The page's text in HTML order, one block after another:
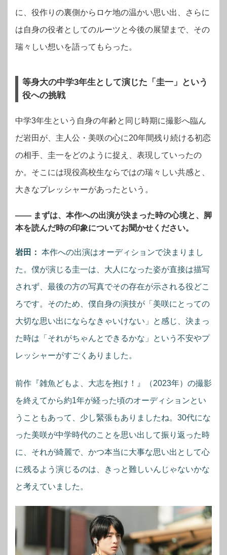
に、役作りの裏側からロケ地の温かい思い出、さらに
は自身の役者としてのルーツと今後の展望まで、その
瑞々しい想いを語ってもらった。
等身大の中学3年生として演じた「圭一」という
役への挑戦
中学3年生という自身の年齢と同じ時期に撮影へ臨ん
だ岩田が、主人公・美咲の心に20年間残り続ける初恋
の相手、圭一をどのように捉え、表現していったの
か。そこには現役高校生ならではの瑞々しい共感と、
大きなプレッシャーがあったという。
―― まずは、本作への出演が決まった時の心境と、脚
本を読んだ時の印象についてお聞かせください。
岩田： 本作への出演はオーディションで決まりまし
た。僕が演じる圭一は、大人になった姿が直接は描写
されず、最後の方の写真でその存在が示される役どこ
ろです。そのため、僕自身の演技が「美咲にとっての
大切な思い出にならなきゃいけない」と感じ、決まっ
た時は「それがちゃんとできるかな」という不安やプ
レッシャーがすごくありました。
前作『雑魚どもよ、大志を抱け！』（2023年）の撮影
を終えてから約1年が経った頃のオーディションとい
うこともあって、少し緊張もありましたね。30代にな
った美咲が中学時代のことを思い出して振り返った時
に、それが綺麗で、かつ本当に大事な思い出として心
に残るよう演じるのは、きっと難しいんじゃないかな
と考えていました。